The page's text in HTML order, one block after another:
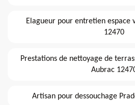
Elagueur pour entretien espace
12470
Prestations de nettoyage de
Aubrac
Artisan pour dessouchage